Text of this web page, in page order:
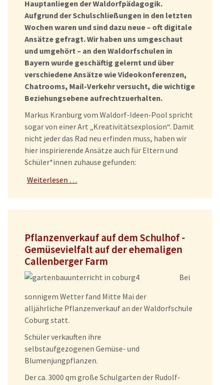
Hauptanliegen der Waldorfpädagogik.
Aufgrund der Schulschließungen in den letzten
Wochen waren und sind dazu neue – oft digitale
Ansätze gefragt. Wir haben uns umgeschaut
und umgehört – an den Waldorfschulen in
Bayern wurde geschäftig gelernt und über
verschiedene Ansätze wie Videokonferenzen,
Chatrooms, Mail-Verkehr versucht, die wichtige
Beziehungsebene aufrechtzuerhalten.
Markus Kranburg vom Waldorf-Ideen-Pool spricht
sogar von einer Art „Kreativitätsexplosion“. Damit
nicht jeder das Rad neu erfinden muss, haben wir
hier inspirierende Ansätze auch für Eltern und
Schüler*innen zuhause gefunden:
Weiterlesen …
Pflanzenverkauf auf dem Schulhof -
Gemüsevielfalt auf der ehemaligen
Callenberger Farm
Bei
sonnigem Wetter fand Mitte Mai der
alljährliche Pflanzenverkauf an der Waldorfschule
Coburg statt.
Schüler verkauften ihre
selbstaufgezogenen Gemüse- und
Blumenjungpflanzen.
Der ca. 3000 qm große Schulgarten der Rudolf-